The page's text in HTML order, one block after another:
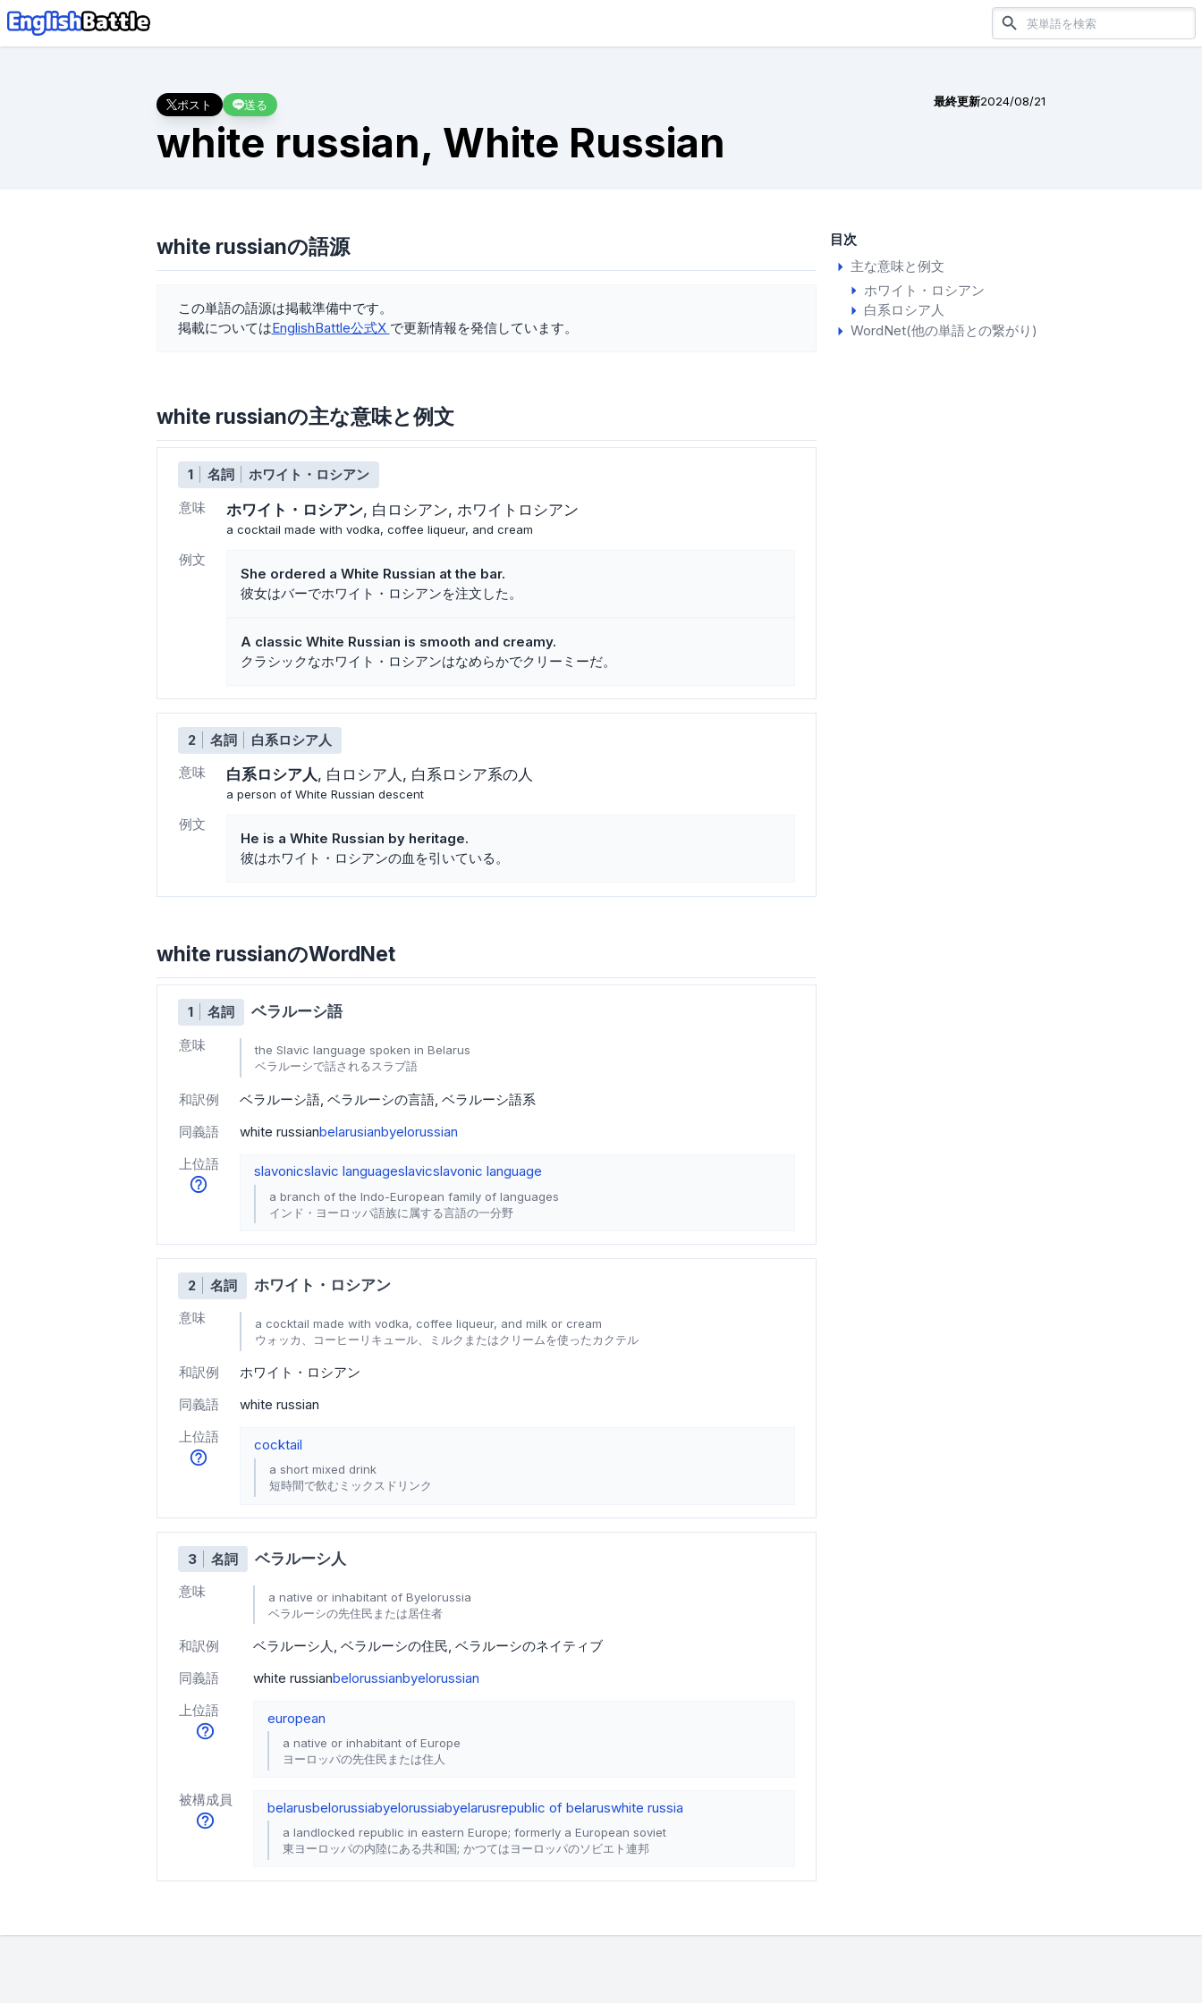
ポスト 送る 最終更新2024/08/21
white russian, White Russian
目次
主な意味と例文
ホワイト・ロシアン
白系ロシア人
WordNet(他の単語との繋がり)
white russianの語源
この単語の語源は掲載準備中です。
掲載についてはEnglishBattle公式X で更新情報を発信しています。
white russianの主な意味と例文
1 名詞
ホワイト・ロシアン
意味
ホワイト・ロシアン 白ロシアン ホワイトロシアン
a cocktail made with vodka, coffee liqueur, and cream
例文
She ordered a White Russian at the bar.
彼女はバーでホワイト・ロシアンを注文した。
A classic White Russian is smooth and creamy.
クラシックなホワイト・ロシアンはなめらかでクリーミーだ。
2 名詞
白系ロシア人
意味
白系ロシア人 白ロシア人 白系ロシア系の人
a person of White Russian descent
例文
He is a White Russian by heritage.
彼はホワイト・ロシアンの血を引いている。
white russianのWordNet
1 名詞 ベラルーシ語
意味
the Slavic language spoken in Belarus
ベラルーシで話されるスラブ語
和訳例 ベラルーシ語 ベラルーシの言語 ベラルーシ語系
同義語
white russianbelarusianbyelorussian
上位語
slavonicslavic languageslavicslavonic language
a branch of the Indo-European family of languages
インド・ヨーロッパ語族に属する言語の一分野
2 名詞 ホワイト・ロシアン
意味
a cocktail made with vodka, coffee liqueur, and milk or cream
ウォッカ、コーヒーリキュール、ミルクまたはクリームを使ったカクテル
和訳例
ホワイト・ロシアン
同義語
white russian
上位語
cocktail
a short mixed drink
短時間で飲むミックスドリンク
3 名詞 ベラルーシ人
意味
a native or inhabitant of Byelorussia
ベラルーシの先住民または居住者
和訳例 ベラルーシ人 ベラルーシの住民 ベラルーシのネイティブ
同義語
white russianbelorussianbyelorussian
上位語
european
a native or inhabitant of Europe
ヨーロッパの先住民または住人
被構成員 belarusbelorussiabyelorussiabyelarusrepublic of belaruswhite russia
a landlocked republic in eastern Europe; formerly a European soviet
東ヨーロッパの内陸にある共和国; かつてはヨーロッパのソビエト連邦